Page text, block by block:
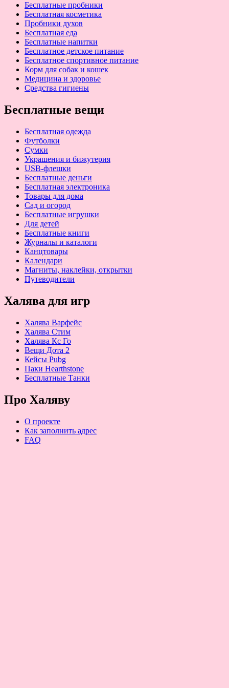
Бесплатные пробники
Бесплатная косметика
Пробники духов
Бесплатная еда
Бесплатные напитки
Бесплатное детское питание
Бесплатное спортивное питание
Корм для собак и кошек
Медицина и здоровье
Средства гигиены
Бесплатные вещи
Бесплатная одежда
Футболки
Сумки
Украшения и бижутерия
USB-флешки
Бесплатные деньги
Бесплатная электроника
Товары для дома
Сад и огород
Бесплатные игрушки
Для детей
Бесплатные книги
Журналы и каталоги
Канцтовары
Календари
Магниты, наклейки, открытки
Путеводители
Халява для игр
Халява Варфейс
Халява Стим
Халява Кс Го
Вещи Дота 2
Кейсы Pubg
Паки Hearthstone
Бесплатные Танки
Про Халяву
О проекте
Как заполнить адрес
FAQ